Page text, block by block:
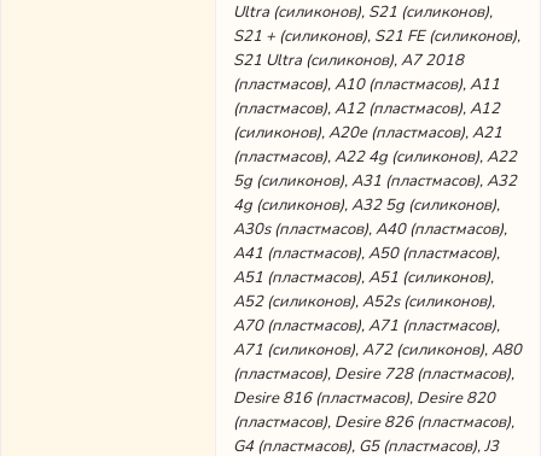
Ultra (силиконов), S21 (силиконов),
S21 + (силиконов), S21 FE (силиконов),
S21 Ultra (силиконов), А7 2018
(пластмасов), A10 (пластмасов), A11
(пластмасов), A12 (пластмасов), A12
(силиконов), A20e (пластмасов), A21
(пластмасов), A22 4g (силиконов), A22
5g (силиконов), A31 (пластмасов), A32
4g (силиконов), A32 5g (силиконов),
A30s (пластмасов), A40 (пластмасов),
A41 (пластмасов), A50 (пластмасов),
A51 (пластмасов), A51 (силиконов),
A52 (силиконов), A52s (силиконов),
A70 (пластмасов), A71 (пластмасов),
A71 (силиконов), A72 (силиконов), A80
(пластмасов), Desire 728 (пластмасов),
Desire 816 (пластмасов), Desire 820
(пластмасов), Desire 826 (пластмасов),
G4 (пластмасов), G5 (пластмасов), J3